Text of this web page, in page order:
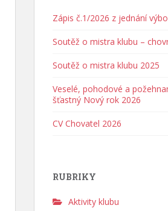
Zápis č.1/2026 z jednání
Soutěž o mistra klubu –
Soutěž o mistra klubu 2025
Veselé, pohodové a
šťastný Nový rok 2026
CV Chovatel 2026
RUBRIKY
Aktivity klubu